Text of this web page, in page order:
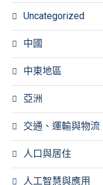
Uncategorized
中國
中東地區
亞洲
交通、運輸與物流
人口與居住
人工智慧與應用